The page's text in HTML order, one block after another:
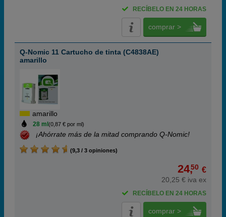
RECÍBELO EN 24 HORAS
comprar >
Q-Nomic 11 Cartucho de tinta (C4838AE)
amarillo
amarillo
28 ml (0,87 € por ml)
¡Ahórrate más de la mitad comprando Q-Nomic!
(9,3 / 3 opiniones)
24,50 €
20,25 € iva ex
RECÍBELO EN 24 HORAS
comprar >